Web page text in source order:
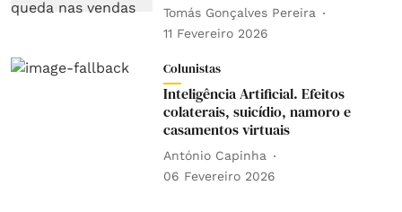
Tomás Gonçalves Pereira
11 Fevereiro 2026
Colunistas
Inteligência Artificial. Efeitos
colaterais, suicídio, namoro e
casamentos virtuais
António Capinha
06 Fevereiro 2026